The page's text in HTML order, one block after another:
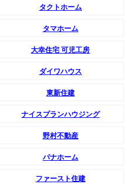
タクトホーム
タマホーム
大幸住宅 可児工房
ダイワハウス
東新住建
ナイスプランハウジング
野村不動産
パナホーム
ファースト住建